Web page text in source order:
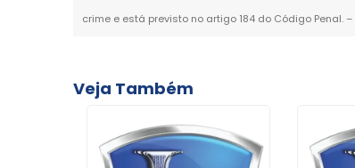
crime e está previsto no artigo 184 do Código Penal. –
Veja Também